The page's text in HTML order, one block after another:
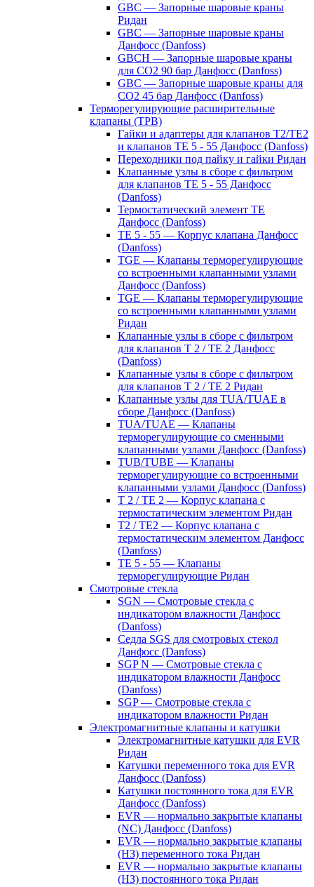
GBC — Запорные шаровые краны
Ридан
GBC — Запорные шаровые краны
Данфосс (Danfoss)
GBCH — Запорные шаровые краны
для CO2 90 бар Данфосс (Danfoss)
GBC — Запорные шаровые краны для
CO2 45 бар Данфосс (Danfoss)
Терморегулирующие расширительные
клапаны (ТРВ)
Гайки и адаптеры для клапанов T2/TE2
и клапанов TE 5 - 55 Данфосс (Danfoss)
Переходники под пайку и гайки Ридан
Клапанные узлы в сборе с фильтром
для клапанов TE 5 - 55 Данфосс
(Danfoss)
Термостатический элемент TE
Данфосс (Danfoss)
TE 5 - 55 — Корпус клапана Данфосс
(Danfoss)
TGE — Клапаны терморегулирующие
со встроенными клапанными узлами
Данфосс (Danfoss)
TGE — Клапаны терморегулирующие
со встроенными клапанными узлами
Ридан
Клапанные узлы в сборе с фильтром
для клапанов T 2 / TE 2 Данфосс
(Danfoss)
Клапанные узлы в сборе с фильтром
для клапанов T 2 / TE 2 Ридан
Клапанные узлы для TUA/TUAE в
сборе Данфосс (Danfoss)
TUA/TUAE — Клапаны
терморегулирующие со сменными
клапанными узлами Данфосс (Danfoss)
TUB/TUBE — Клапаны
терморегулирующие со встроенными
клапанными узлами Данфосс (Danfoss)
T 2 / TE 2 — Корпус клапана с
термостатическим элементом Ридан
T2 / TE2 — Корпус клапана с
термостатическим элементом Данфосс
(Danfoss)
TE 5 - 55 — Клапаны
терморегулирующие Ридан
Смотровые стекла
SGN — Смотровые стекла с
индикатором влажности Данфосс
(Danfoss)
Седла SGS для смотровых стекол
Данфосс (Danfoss)
SGP N — Смотровые стекла с
индикатором влажности Данфосс
(Danfoss)
SGP — Смотровые стекла с
индикатором влажности Ридан
Электромагнитные клапаны и катушки
Электромагнитные катушки для EVR
Ридан
Катушки переменного тока для EVR
Данфосс (Danfoss)
Катушки постоянного тока для EVR
Данфосс (Danfoss)
EVR — нормально закрытые клапаны
(NC) Данфосс (Danfoss)
EVR — нормально закрытые клапаны
(НЗ) переменного тока Ридан
EVR — нормально закрытые клапаны
(НЗ) постоянного тока Ридан